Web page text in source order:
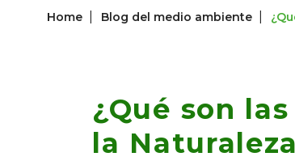
Home Blog del medio ambiente
¿Qué son
la